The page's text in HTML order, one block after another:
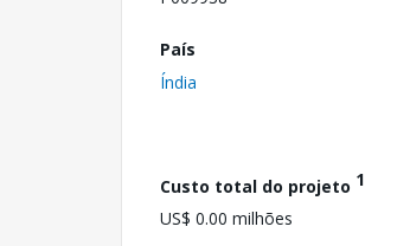
País
Índia
Custo total do projeto 1
US$ 0.00 milhões